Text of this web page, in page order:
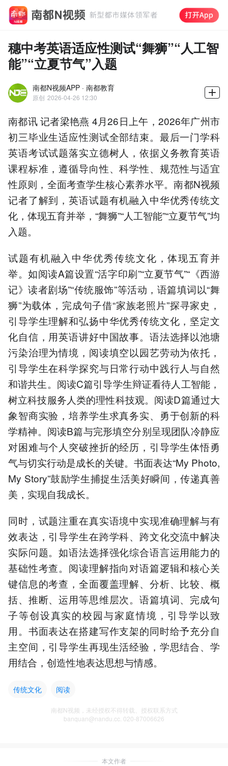
穗中考英语适应性测试“舞狮”“人工智
能”“立夏节气”入题
南都N视频APP · 南都教育
原创 2026-04-26 12:30
南都讯 记者梁艳燕 4月26日上午，2026年广州市
初三毕业生适应性测试全部结束。最后一门学科
英语考试试题落实立德树人，依据义务教育英语
课程标准，遵循导向性、科学性、规范性与适宜
性原则，全面考查学生核心素养水平。南都N视频
记者了解到，英语试题有机融入中华优秀传统文
化，体现五育并举，“舞狮”“人工智能”“立夏节气”均
入题。
试题有机融入中华优秀传统文化，体现五育并
举。如阅读A篇设置“活字印刷”“立夏节气”“《西游
记》读者剧场”“传统服饰”等活动，语篇填词以“舞
狮”为载体，完成句子借“家族老照片”探寻家史，
引导学生理解和弘扬中华优秀传统文化，坚定文
化自信，用英语讲好中国故事。语法选择以池塘
污染治理为情境，阅读填空以园艺劳动为依托，
引导学生在科学探究与日常行动中践行人与自然
和谐共生。阅读C篇引导学生辩证看待人工智能，
树立科技服务人类的理性科技观。阅读D篇通过大
象智商实验，培养学生求真务实、勇于创新的科
学精神。阅读B篇与完形填空分别呈现团队冷静应
对困难与个人突破挫折的经历，引导学生体悟勇
气与切实行动是成长的关键。书面表达“My Photo,
My Story”鼓励学生捕捉生活美好瞬间，传递真善
美，实现自我成长。
同时，试题注重在真实语境中实现准确理解与有
效表达，引导学生在跨学科、跨文化交流中解决
实际问题。如语法选择强化综合语言运用能力的
基础性考查。阅读理解指向对语篇逻辑和核心关
键信息的考查，全面覆盖理解、分析、比较、概
括、推断、运用等思维层次。语篇填词、完成句
子等创设真实的校园与家庭情境，引导学以致
用。书面表达在搭建写作支架的同时给予充分自
主空间，引导学生再现生活经验，学思结合、学
用结合，创造性地表达思想与情感。
传统文化 阅读
南都N视频，未经授权不得转载、授权联系方式
banquan@nandu.cc. 020-87006626
本文作者